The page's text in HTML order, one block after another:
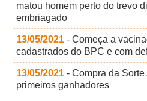
matou homem perto do trevo
embriagado
13/05/2021 - Começa a
cadastrados do BPC e com
13/05/2021 - Compra da
primeiros ganhadores